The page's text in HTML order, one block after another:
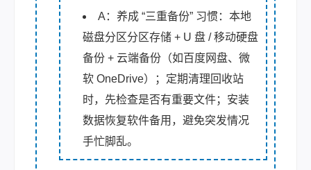
A：养成 “三重备份” 习惯：本地
磁盘分区分区存储 + U 盘 / 移动硬盘
备份 + 云端备份（如百度网盘、微
软 OneDrive）；定期清理回收站
时，先检查是否有重要文件；安装
数据恢复软件备用，避免突发情况
手忙脚乱。